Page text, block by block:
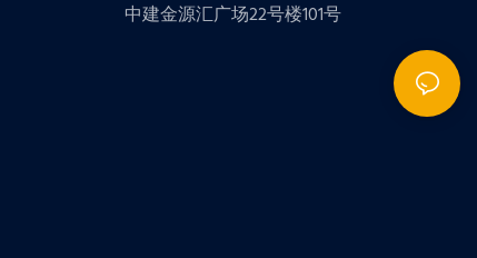
中建金源汇广场22号楼101号